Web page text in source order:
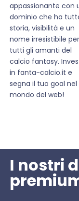
appassionante con
dominio che ha
storia, visibilità e un
nome irresistibile per
tutti gli amanti del
calcio fantasy.
in fanta-calcio.it e
segna il tuo goal nel
mondo del web!
I nostri